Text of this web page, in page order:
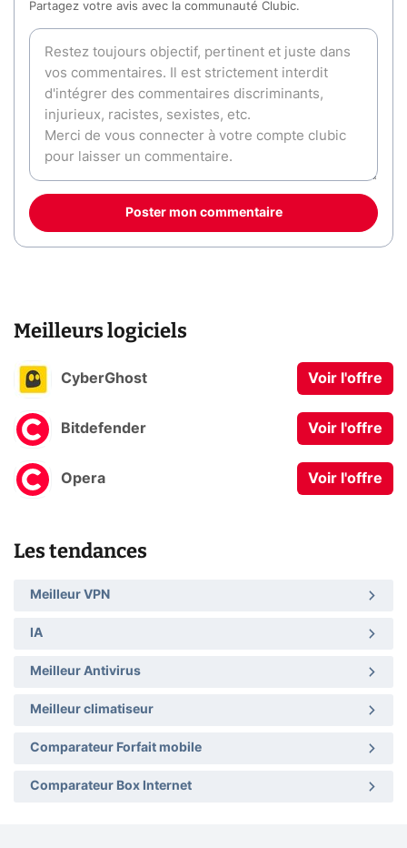
Partagez votre avis avec la communauté Clubic.
Poster mon commentaire
Meilleurs logiciels
CyberGhost Voir l'offre
Bitdefender Voir l'offre
Opera Voir l'offre
Les tendances
Meilleur VPN
IA
Meilleur Antivirus
Meilleur climatiseur
Comparateur Forfait mobile
Comparateur Box Internet